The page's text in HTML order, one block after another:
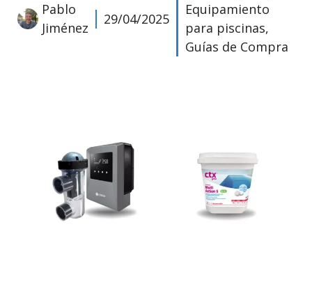
Pablo
Jiménez
29/04/2025
Equipamiento
para piscinas,
Guías de Compra